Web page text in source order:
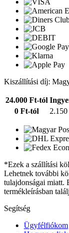
Kiszállítási díj:
24.000 Ft-tól
0 Ft-tól
*Ezek a szállítási
Lehetnek további
tulajdonságai miatt.
termékleírásban
Segítség
Ügyfélfiókom